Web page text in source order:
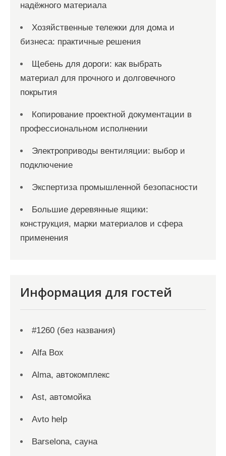
надёжного материала
Хозяйственные тележки для дома и
бизнеса: практичные решения
Щебень для дороги: как выбрать
материал для прочного и долговечного
покрытия
Копирование проектной документации в
профессиональном исполнении
Электроприводы вентиляции: выбор и
подключение
Экспертиза промышленной безопасности
Большие деревянные ящики:
конструкция, марки материалов и сфера
применения
Информация для гостей
#1260 (без названия)
Alfa Box
Alma, автокомплекс
Ast, автомойка
Avto help
Barselona, сауна